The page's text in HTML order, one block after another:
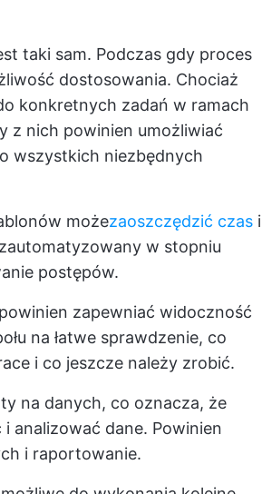
taki sam. Podczas gdy proces
dostosowania. Chociaż
konkretnych zadań w ramach
z nich powinien umożliwiać
wszystkich niezbędnych
możezaoszczędzić czas i
w stopniu
postępów.
zapewniać widoczność
na łatwe sprawdzenie, co
i co jeszcze należy zrobić.
na danych, co oznacza, że
analizować dane. Powinien
i raportowanie.